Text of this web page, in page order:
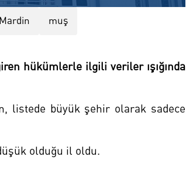
Mardin muş
hükümlerle ilgili veriler ışığında
listede büyük şehir olarak sadece
olduğu il oldu.